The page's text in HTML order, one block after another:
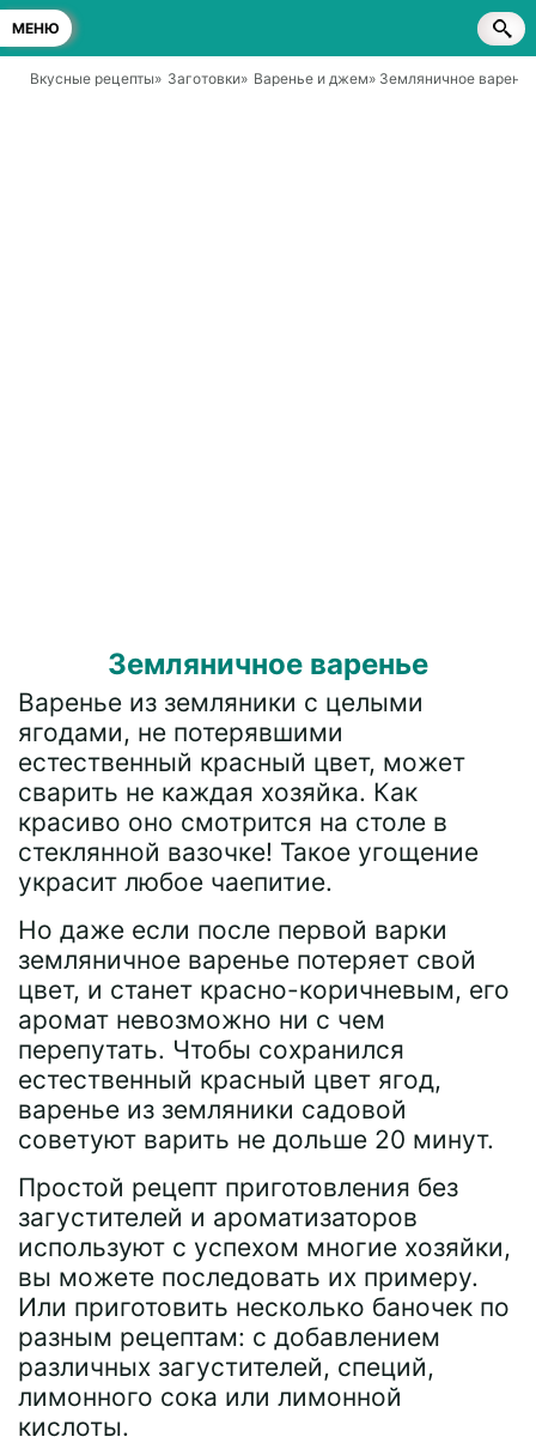
МЕНЮ
Вкусные рецепты» Заготовки» Варенье и джем» Земляничное варенье
Земляничное варенье
Варенье из земляники с целыми
ягодами, не потерявшими
естественный красный цвет, может
сварить не каждая хозяйка. Как
красиво оно смотрится на столе в
стеклянной вазочке! Такое угощение
украсит любое чаепитие.
Но даже если после первой варки
земляничное варенье потеряет свой
цвет, и станет красно-коричневым, его
аромат невозможно ни с чем
перепутать. Чтобы сохранился
естественный красный цвет ягод,
варенье из земляники садовой
советуют варить не дольше 20 минут.
Простой рецепт приготовления без
загустителей и ароматизаторов
используют с успехом многие хозяйки,
вы можете последовать их примеру.
Или приготовить несколько баночек по
разным рецептам: с добавлением
различных загустителей, специй,
лимонного сока или лимонной
кислоты.